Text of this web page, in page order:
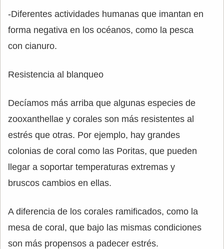
-Diferentes actividades humanas que imantan en
forma negativa en los océanos, como la pesca
con cianuro.
Resistencia al blanqueo
Decíamos más arriba que algunas especies de
zooxanthellae y corales son más resistentes al
estrés que otras. Por ejemplo, hay grandes
colonias de coral como las Poritas, que pueden
llegar a soportar temperaturas extremas y
bruscos cambios en ellas.
A diferencia de los corales ramificados, como la
mesa de coral, que bajo las mismas condiciones
son más propensos a padecer estrés.